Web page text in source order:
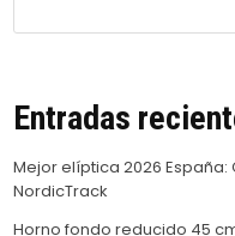
Entradas
Mejor elíptica 2026
NordicTrack
Horno fondo reducido 45